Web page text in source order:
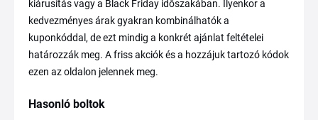
kiárusítás vagy a Black Friday időszakában. Ilyenkor a
kedvezményes árak gyakran kombinálhatók a
kuponkóddal, de ezt mindig a konkrét ajánlat feltételei
határozzák meg. A friss akciók és a hozzájuk tartozó kódok
ezen az oldalon jelennek meg.
Hasonló boltok